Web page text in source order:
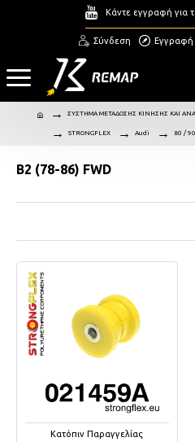
Κάντε εγγραφή για
Σύνδεση Εγγραφή
ΣΥΣΤΗΜΑ ΜΕΤΑΔΟΣΗΣ ΚΙΝΗΣΗΣ ΚΑΙ
STRONGFLEX Audi 80 / 90
B2 (78-86) FWD
Κατόπιν Παραγγελίας